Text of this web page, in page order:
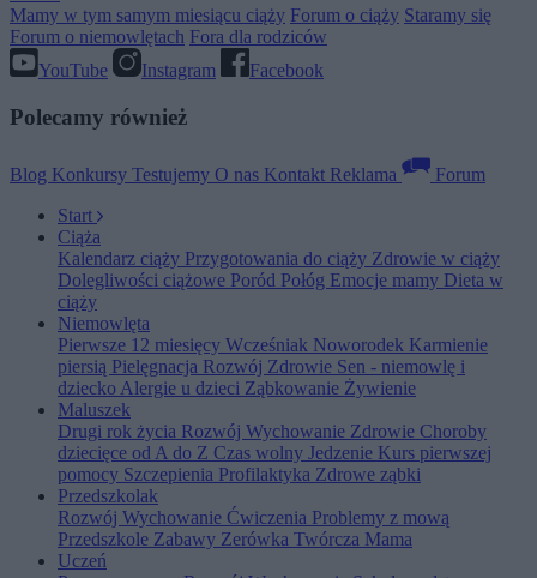
Mamy w tym samym miesiącu ciąży Forum o ciąży Staramy się
Forum o niemowlętach Fora dla rodziców
YouTube
Instagram Facebook
Polecamy również
Blog Konkursy Testujemy O nas Kontakt Reklama
Forum
Start
Ciąża
Kalendarz ciąży Przygotowania do ciąży Zdrowie w ciąży
Dolegliwości ciążowe Poród Połóg Emocje mamy Dieta w
ciąży
Niemowlęta
Pierwsze 12 miesięcy Wcześniak Noworodek Karmienie
piersią Pielęgnacja Rozwój Zdrowie Sen - niemowlę i
dziecko Alergie u dzieci Ząbkowanie Żywienie
Maluszek
Drugi rok życia Rozwój Wychowanie Zdrowie Choroby
dziecięce od A do Z Czas wolny Jedzenie Kurs pierwszej
pomocy Szczepienia Profilaktyka Zdrowe ząbki
Przedszkolak
Rozwój Wychowanie Ćwiczenia Problemy z mową
Przedszkole Zabawy Zerówka Twórcza Mama
Uczeń